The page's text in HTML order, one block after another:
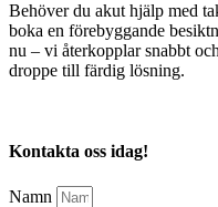
Behöver du akut hjälp med
boka en förebyggande
nu – vi återkopplar snabbt
droppe till färdig lösning.
Kontakta oss idag!
Namn